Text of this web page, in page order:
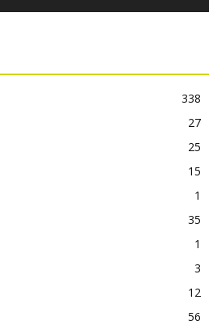
338
27
25
15
1
35
1
3
12
56